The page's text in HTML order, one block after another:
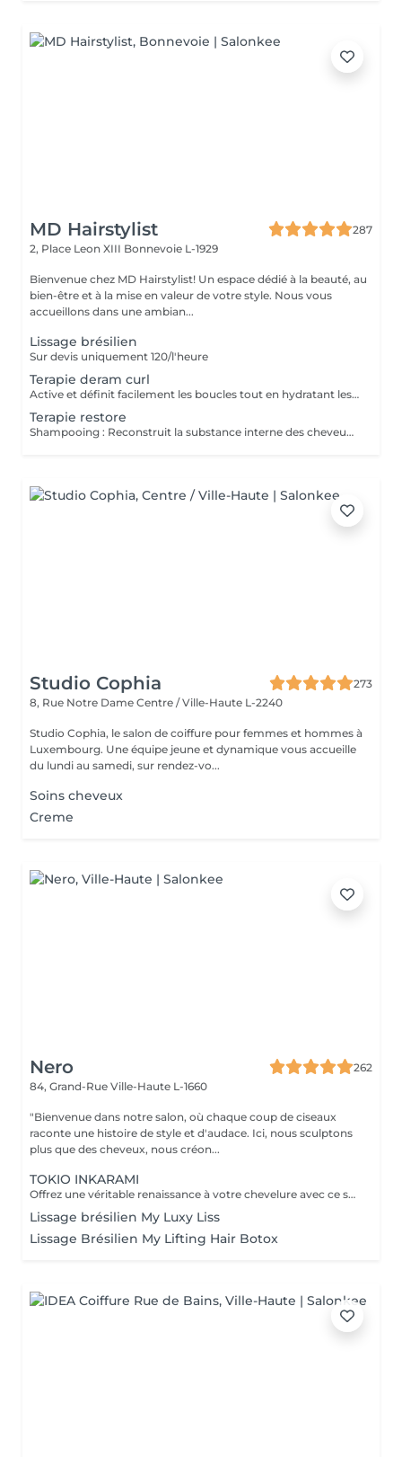
MD Hairstylist
287
2, Place Leon XIII Bonnevoie L-1929
Bienvenue chez MD Hairstylist! Un espace dédié à la beauté, au
bien-être et à la mise en valeur de votre style. Nous vous
accueillons dans une ambian...
Lissage brésilien
Sur devis uniquement 120/l'heure
Terapie deram curl
Active et définit facilement les boucles tout en hydratant les cheveux. La technologie avancée à activation thermique permet un conditionnement intense et active un facteur de mémoire des écargots, en maintenant les cheveux souples et en contrôlant les frisottis. Contient des filtres UV pour protéger de l'oxydation quotidienne et des particules de pollution. Les escargots sont activés, nourris, hydratés et protégés contre les dommages futurs
Terapie restore
Shampooing : Reconstruit la substance interne des cheveux affaiblies par des agressions chimiques et mécaniques. Réparation profonde des dommages passés. Protège la fibre. Réduit les frictions. Fibre plus brillante et plus lisse. Protège contre les dommages futurs. Masque : Son action répare la fibre en profondeur, récupérant la force, l'élasticité et la vitalité. Les cheveux sont renforcés et revitalisés. Ce masque doit être utilisé fréquemment pendant la thérapie de reconstruction à chaque lavage. Le traitement jusqu'à deux mois d'affilée ,plus tard doit être réévalué pour la poursuite ou la nouvelle thérapie.
Studio Cophia
273
8, Rue Notre Dame Centre / Ville-Haute L-2240
Studio Cophia, le salon de coiffure pour femmes et hommes à
Luxembourg. Une équipe jeune et dynamique vous accueille
du lundi au samedi, sur rendez-vo...
Soins cheveux
Creme
Nero
262
84, Grand-Rue Ville-Haute L-1660
"Bienvenue dans notre salon, où chaque coup de ciseaux
raconte une histoire de style et d'audace. Ici, nous sculptons
plus que des cheveux, nous créon...
TOKIO INKARAMI
Offrez une véritable renaissance à votre chevelure avec ce soin japonais révolutionnaire. Plus qu'un simple traitement, le Tokio Inkarami est un protocole de reconstruction profonde à la kératine qui répare les cheveux abîmés (colorations, chaleur, fatigue). L'action : Il pénètre au cur de la fibre pour combler les brèches et renforcer la structure interne. Le résultat : Immédiatement, vos cheveux sont plus forts, incroyablement doux, brillants et souples. L'indispensable pour retrouver une chevelure saine, disciplinée et pleine de vitalité.
Lissage brésilien My Luxy Liss
Lissage Brésilien My Lifting Hair Botox